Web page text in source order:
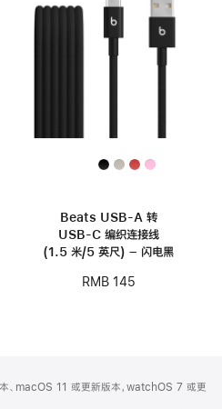
Beats USB-A 转
USB-C 编织连接线
(1.5 米/5 英尺) – 闪电黑
RMB 145
macOS 11 或更新版本，watchOS 7 或更